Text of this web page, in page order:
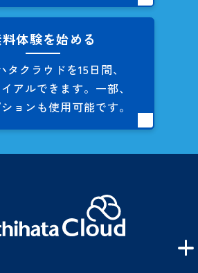
体験を始める
タクラウドを15日間、
アルできます。 一部、
ョンも使用可能です。